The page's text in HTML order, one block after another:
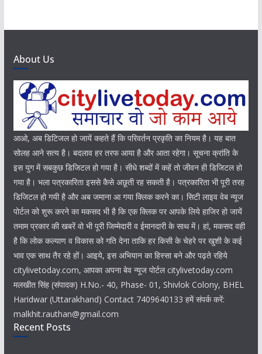
About Us
आओ, अब डिटिजल हो जायें कहते हैं कि परिवर्तन प्रकृति का नियम है। यह बात
सोलह आने सत्य है। बदलाव हर तरफ आया है और आता रहेगा। सूचना क्रांति के
इस युग में सबकुछ डिजिटल हो गया है। सीधे शब्दों में कहें तो जीवन ही डिजिटल हो
गया है। भला पत्रकारिता इससे कैसे अछूती रह सकती है। पत्रकारिता भी पूरी तरह
डिजिटल हो गयी है और अब जमाना आ गया क्लिक करने का। सिटी लाइव वेब न्यूज
पोर्टल को शुरू करने का मकसद भी है कि एक क्लिक पर आपके लिये हाजिर हो जायें
तमाम प्रकार की खबरें वो भी पूरी जिम्मेदारी व ईमानदारी के साथ में। हां, मकसद वही
है कि लोक कल्याण व विकास को गति देना ताकि हर किसी के चेहरे पर खुशी के कई
भाव एक साथ तैर रहे हों। आइये, इस अभियान का हिस्सा बने और पढ़ते रहिये
citylivetoday.com, आपका अपना बेव न्यूज पोर्टल citylivetoday.com
मलखीत सिंह (संपादक) H.No.- 40, Phase- 01, Shivlok Colony, BHEL
Haridwar (Uttarakhand) Contact 7409640133 हमें संपर्क करें:
malkhit.rauthan@gmail.com
Recent Posts